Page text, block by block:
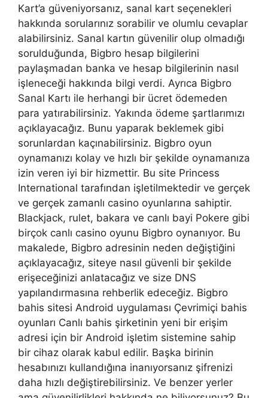
Kart’a güveniyorsanız, sanal kart seçenekleri
hakkında sorularınız sorabilir ve olumlu cevaplar
alabilirsiniz. Sanal kartın güvenilir olup olmadığı
sorulduğunda, Bigbro hesap bilgilerini
paylaşmadan banka ve hesap bilgilerinin nasıl
işleneceği hakkında bilgi verdi. Ayrıca Bigbro
Sanal Kartı ile herhangi bir ücret ödemeden
para yatırabilirsiniz. Yakında ödeme şartlarımızı
açıklayacağız. Bunu yaparak beklemek gibi
sorunlardan kaçınabilirsiniz. Bigbro oyun
oynamanızı kolay ve hızlı bir şekilde oynamanıza
izin veren iyi bir hizmettir. Bu site Princess
International tarafından işletilmektedir ve gerçek
ve gerçek zamanlı casino oyunlarına sahiptir.
Blackjack, rulet, bakara ve canlı bayi Pokere gibi
birçok canlı casino oyunu Bigbro oynanıyor. Bu
makalede, Bigbro adresinin neden değiştiğini
açıklayacağız, siteye nasıl güvenli bir şekilde
erişeceğinizi anlatacağız ve size DNS
yapılandırmasına rehberlik edeceğiz. Bigbro
bahis sitesi Android uygulaması Çevrimiçi bahis
oyunları Canlı bahis şirketinin yeni bir erişim
adresi için bir Android işletim sistemine sahip
bir cihaz olarak kabul edilir. Başka birinin
hesabınızı kullandığına inanıyorsanız şifrenizi
daha hızlı değiştirebilirsiniz. Ve benzer yerler